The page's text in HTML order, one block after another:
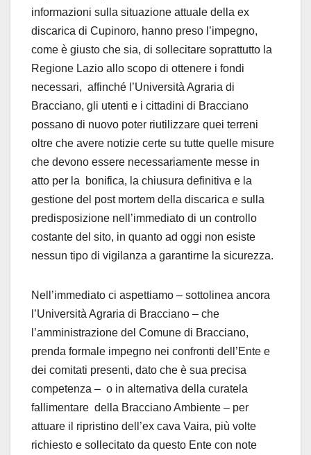
informazioni sulla situazione attuale della ex
discarica di Cupinoro, hanno preso l’impegno,
come è giusto che sia, di sollecitare soprattutto la
Regione Lazio allo scopo di ottenere i fondi
necessari, affinché l’Università Agraria di
Bracciano, gli utenti e i cittadini di Bracciano
possano di nuovo poter riutilizzare quei terreni
oltre che avere notizie certe su tutte quelle misure
che devono essere necessariamente messe in
atto per la bonifica, la chiusura definitiva e la
gestione del post mortem della discarica e sulla
predisposizione nell’immediato di un controllo
costante del sito, in quanto ad oggi non esiste
nessun tipo di vigilanza a garantirne la sicurezza.
Nell’immediato ci aspettiamo – sottolinea ancora
l’Università Agraria di Bracciano – che
l’amministrazione del Comune di Bracciano,
prenda formale impegno nei confronti dell’Ente e
dei comitati presenti, dato che è sua precisa
competenza – o in alternativa della curatela
fallimentare della Bracciano Ambiente – per
attuare il ripristino dell’ex cava Vaira, più volte
richiesto e sollecitato da questo Ente con note